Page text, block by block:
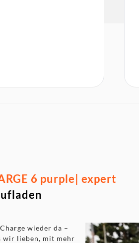
6 purple| expert
wieder da –
wir lieben, mit mehr